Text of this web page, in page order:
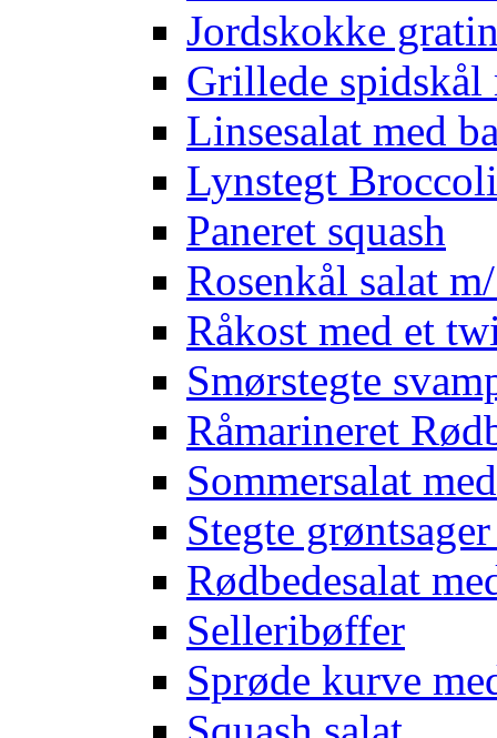
Jordskokke
Grillede spidskål
Linsesalat med
Lynstegt Broccoli
Paneret squash
Rosenkål salat
Råkost med et
Smørstegte
Råmarineret
Sommersalat
Stegte
Rødbedesalat
Selleribøffer
Sprøde kurve